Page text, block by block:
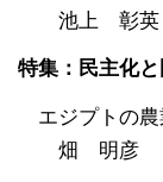
池上 彰英
特集：民主化
エジプトの
畑 明彦